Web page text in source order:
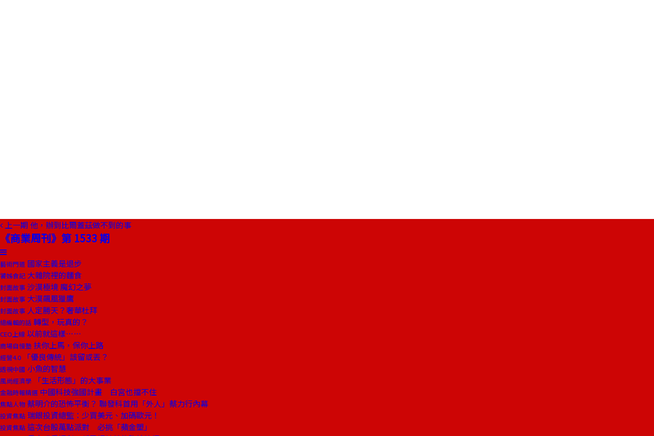
上一期 他，辦到比爾蓋茲做不到的事
《商業周刊》第 1533 期
藝術門道 國家主義是退步
饕姊食記 大雜院裡的麵食
封面故事 沙漠極境 魔幻之夢
封面故事 大漠飆風獵鷹
封面故事 人定勝天？奢華杜拜
總編輯的話 轉型，玩真的？
CEO上線 以前就這樣……
商場自慢塾 扶你上馬，保你上路
經營4.0 「優良傳統」該留或丟？
透視中國 小魚的智慧
風尚經濟學 「生活形態」的大事業
金融時報精選 中國科技強國計畫 白宮也擋不住
焦點人物 蔡明介的恐怖平衡？ 聯發科首用「外人」蔡力行內幕
投資焦點 瑞銀投資總監：少買美元、加碼歐元！
投資焦點 這次台股萬點派對 必挑「蘋金塑」